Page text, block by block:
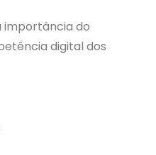
importância do
digital dos